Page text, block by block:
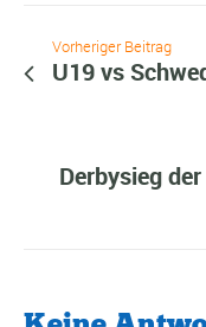
Vorheriger Beitrag
U19 vs
Derbysieg